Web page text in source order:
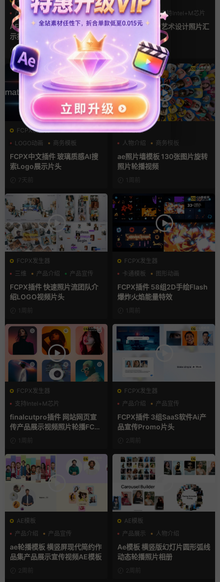
产品介绍
产品宣传
产品展示
AE模板 横竖屏多场景图文展
示排版产品宣传视频
3天前
LOGO动画
支持Intel+M芯片
汇聚
fcpx片头插件 艺术设计照片汇
聚LOGO动画
4天前
FCPX发生器
LOGO动画
商务模板
支持Intel+M芯片
FCPX中文插件 玻璃质感AI搜
索Logo展示片头
7天前
AE模板
人物介绍
商务模板
幻灯片
ae照片墙模板 130张图片旋转
照片轮播视频
1周前
FCPX发生器
三维
产品介绍 产品宣传
FCPX插件 快速照片流团队介
绍LOGO视频片头
1周前
FCPX发生器
卡通模板
图形动画
手绘风
FCPX插件 58组2D手绘Flash
爆炸火焰能量特效
1周前
FCPX发生器
支持Intel+M芯片
finalcutpro插件 网站网页宣
传产品展示视频照片轮播FCP
X插件1周前
FCPX发生器
产品介绍
产品宣传
产品展示
FCPX插件 3组SaaS软件Ai产
品宣传Promo片头
2周前
AE模板
产品介绍
产品宣传
产品展示
ae轮播模板 横竖屏现代简约作
品集产品展示宣传视频AE模板
2周前
AE模板
产品展示
人物介绍
团队介绍
Ae模板 横竖版幻灯片圆形弧线
动态轮播照片相册
2周前